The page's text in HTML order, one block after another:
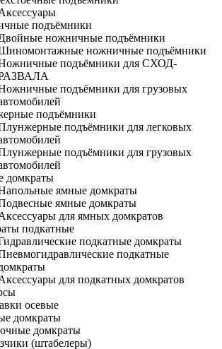
подъёмники
ножничные подъёмники
ножничные подъёмники
подъёмники для СХОД-
подъёмники для грузовых
подъёмники
подъёмники для легковых
подъёмники для грузовых
домкраты
ямные домкраты
ямные домкраты
для ямных домкратов
подкатные
подкатные домкраты
подкатные
для подкатных домкратов
осевые
домкраты
домкраты
(штабелеры)